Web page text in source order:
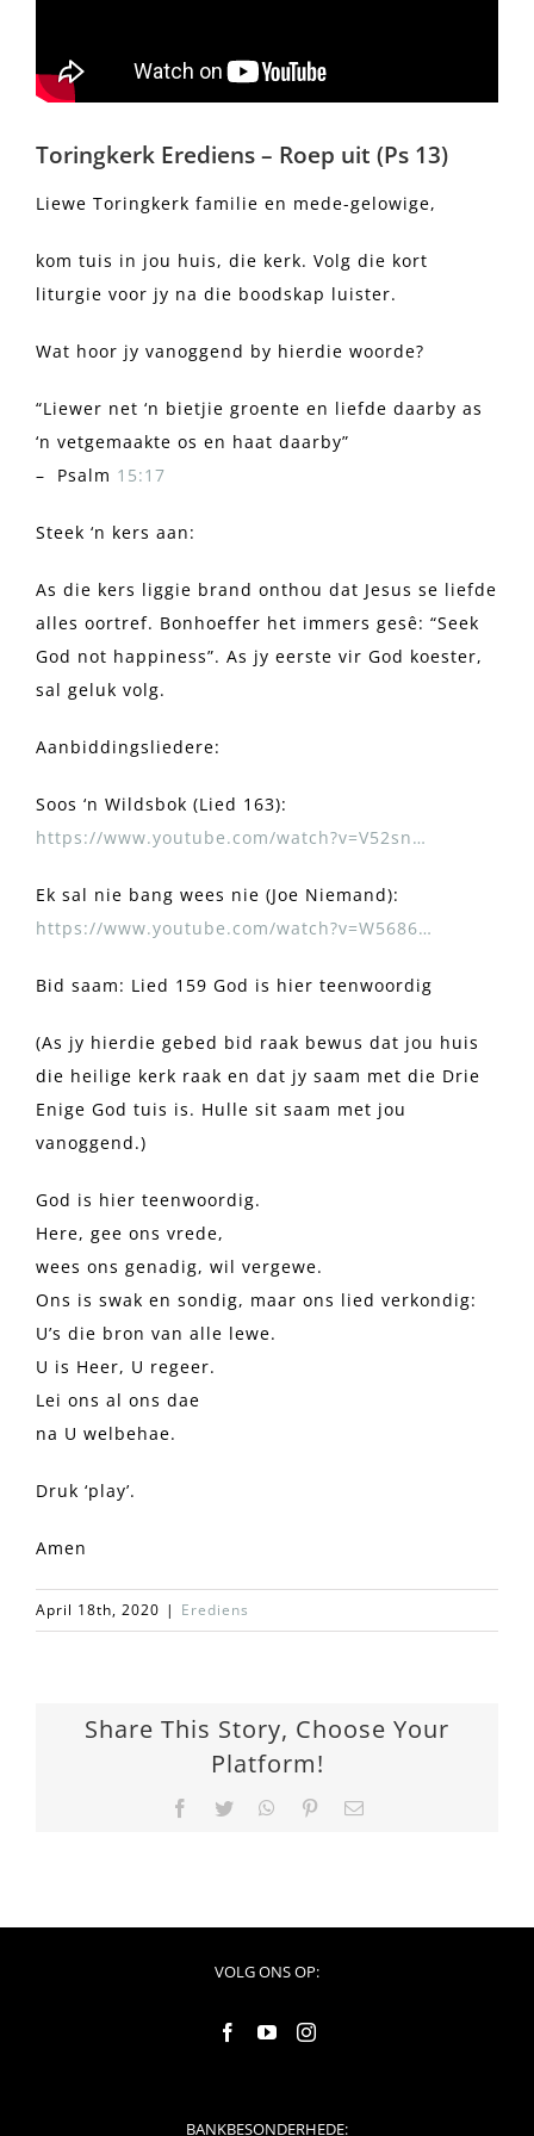
Toringkerk Erediens – Roep uit (Ps 13)
Liewe Toringkerk familie en mede-gelowige,
kom tuis in jou huis, die kerk. Volg die kort
liturgie voor jy na die boodskap luister.
Wat hoor jy vanoggend by hierdie woorde?
“Liewer net ‘n bietjie groente en liefde daarby as
‘n vetgemaakte os en haat daarby”
– Psalm 15:17
Steek ‘n kers aan:
As die kers liggie brand onthou dat Jesus se liefde
alles oortref. Bonhoeffer het immers gesê: “Seek
God not happiness”. As jy eerste vir God koester,
sal geluk volg.
Aanbiddingsliedere:
Soos ‘n Wildsbok (Lied 163):
https://www.youtube.com/watch?v=V52sn…
Ek sal nie bang wees nie (Joe Niemand):
https://www.youtube.com/watch?v=W5686…
Bid saam: Lied 159 God is hier teenwoordig
(As jy hierdie gebed bid raak bewus dat jou huis
die heilige kerk raak en dat jy saam met die Drie
Enige God tuis is. Hulle sit saam met jou
vanoggend.)
God is hier teenwoordig.
Here, gee ons vrede,
wees ons genadig, wil vergewe.
Ons is swak en sondig, maar ons lied verkondig:
U’s die bron van alle lewe.
U is Heer, U regeer.
Lei ons al ons dae
na U welbehae.
Druk ‘play’.
Amen
April 18th, 2020 | Erediens
Share This Story, Choose Your
Platform!
Facebook
TwitterWhatsApp
PinterestEmail
VOLG ONS OP:
BANKBESONDERHEDE: